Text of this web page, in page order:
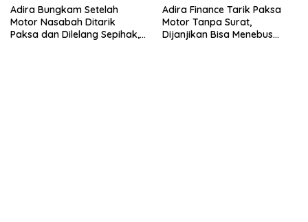
Adira Bungkam Setelah
Motor Nasabah Ditarik
Paksa dan Dilelang Sepihak,
Adira Finance Tarik Paksa
Motor Tanpa Surat,
Dijanjikan Bisa Menebus